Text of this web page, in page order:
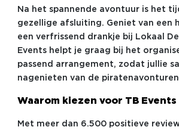
Na het spannende avontuur is het
gezellige afsluiting. Geniet van een
een verfrissend drankje bij Lokaal
Events helpt je graag bij het
passend arrangement, zodat jullie
nagenieten van de
Waarom kiezen voor TB Events
Met meer dan 6.500 positieve